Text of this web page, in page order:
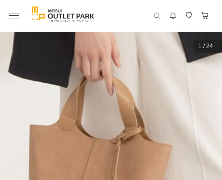
1 /24